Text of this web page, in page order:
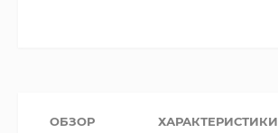
ОБЗОР ХАРАКТЕРИСТИКИ